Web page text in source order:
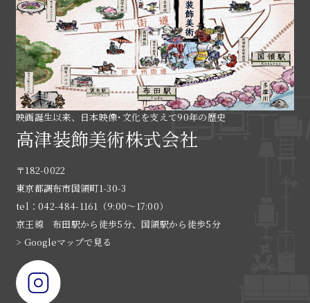
映画誕生以来、日本映像･文化を支えて90年の歴史
高津装飾美術株式会社
〒182-0022
東京都調布市国領町1-30-3
tel：042-484-1161（9:00〜17:00）
京王線 布田駅から徒歩5分、国領駅から徒歩5分
> Googleマップで見る